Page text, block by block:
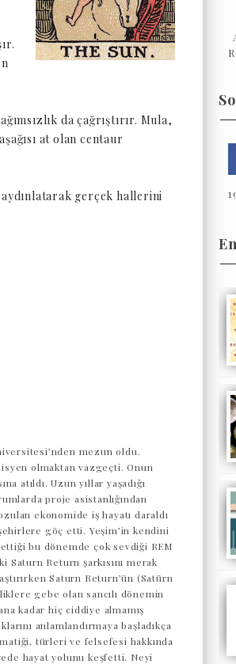
da çağrıştırır. Mula,
at olan centaur
gerçek hallerini
mezun oldu.
olmaktan vazgeçti. Onun
atıldı. Uzun yıllar yaşadığı
proje asistanlığından
ekonomide iş hayatı daraldı
göç etti. Yeşim’in kendini
bu dönemde çok sevdiği REM
Saturn Return şarkısını merak
Saturn Return’ün (Satürn
gebe olan sancılı dönemin
kadar hiç ciddiye almamış
anlamlandırmaya başladıkça
türleri ve felsefesi hakkında
hayat yolunu keşfetti. Neyi